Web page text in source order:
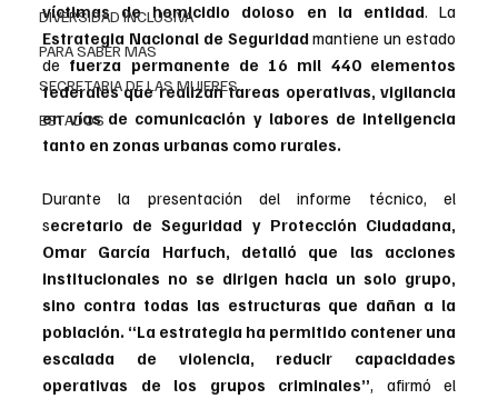
DIVERSIDAD INCLUSIVA
PARA SABER MAS
SECRETARIA DE LAS MUJERES
ESTADOS
víctimas de homicidio doloso en la entidad
Estrategia Nacional de Seguridad mantiene un estado
de fuerza permanente de 16 mil 440 elementos
federales que realizan tareas operativas, vigilancia
en vías de comunicación y labores de inteligencia
tanto en zonas urbanas como rurales.
Durante la presentación del informe técnico, el
secretario de Seguridad y Protección Ciudadana,
Omar García Harfuch, detalló que las acciones
institucionales no se dirigen hacia un solo grupo,
sino contra todas las estructuras que dañan a la
población. “La estrategia ha permitido contener una
escalada de violencia, reducir capacidades
operativas de los grupos criminales”, afirmó el